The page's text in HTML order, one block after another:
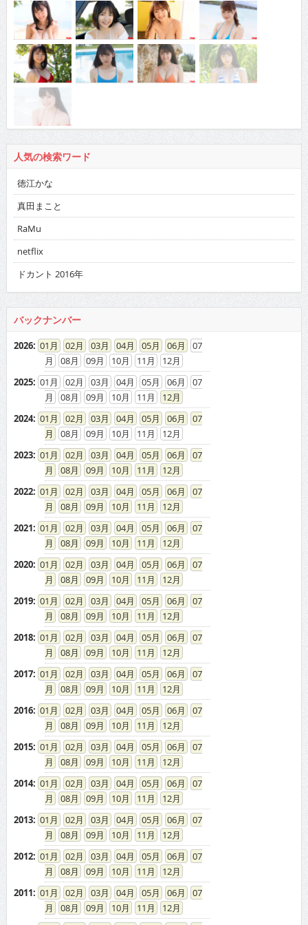
人気の検索ワード
徳江かな
真田まこと
RaMu
netflix
ドカント 2016年
バックナンバー
2026: 01 02 03 04 05 06
07
08
09 10 11
12
2025: 01 02 03 04 05 06
07
08
09 10 11
12
2024: 01 02 03 04 05 06
07
08
09 10 11
12
2023: 01 02 03 04 05 06
07
08
09 10 11
12
2022: 01 02 03 04 05 06
07
08
09 10 11
12
2021: 01 02 03 04 05 06
07
08
09 10 11
12
2020: 01 02 03 04 05 06
07
08
09 10 11
12
2019: 01 02 03 04 05 06
07
08
09 10 11
12
2018: 01 02 03 04 05 06
07
08
09 10 11
12
2017: 01 02 03 04 05 06
07
08
09 10 11
12
2016: 01 02 03 04 05 06
07
08
09 10 11
12
2015: 01 02 03 04 05 06
07
08
09 10 11
12
2014: 01 02 03 04 05 06
07
08
09 10 11
12
2013: 01 02 03 04 05 06
07
08
09 10 11
12
2012: 01 02 03 04 05 06
07
08
09 10 11
12
2011: 01 02 03 04 05 06
07
08
09 10 11
12